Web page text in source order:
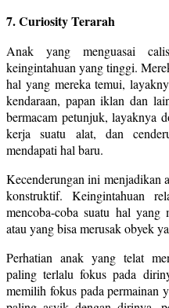
7. Curiosity Terarah
Anak yang menguasai
keingintahuan yang tinggi.
hal yang mereka temui,
kendaraan, papan iklan dan
bermacam petunjuk, layaknya
kerja suatu alat, dan
mendapati hal baru.
Kecenderungan ini menjadikan
konstruktif. Keingintahuan
mencoba-coba suatu hal yang
atau yang bisa merusak obyek
Perhatian anak yang telat
paling terlalu fokus pada
memilih fokus pada permainan